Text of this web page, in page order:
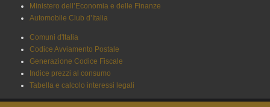
Ministero dell’Economia e delle Finanze
Automobile Club d’Italia
Comuni d'Italia
Codice Avviamento Postale
Generazione Codice Fiscale
Indice prezzi al consumo
Tabella e calcolo interessi legali